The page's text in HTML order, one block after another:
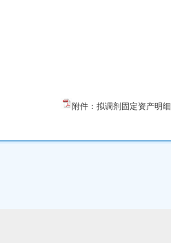
资产
附件：拟调剂固定资产明